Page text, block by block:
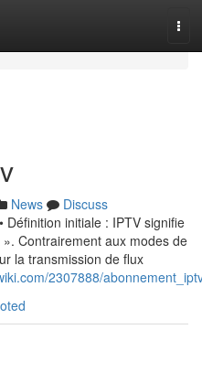
News
Discuss
Définition initiale : IPTV signifie
Contrairement aux modes de
la transmission de flux
2307888/